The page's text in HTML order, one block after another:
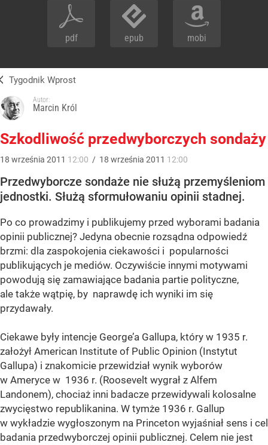
pdf epub mobi
Tygodnik Wprost
Autor:
Marcin Król
Szkodliwość przedwyborczych sondaży
18 września 2011 12:00 / 18 września 2011 12:00
Przedwyborcze sondaże nie służą przemyśleniom
jednostki. Służą sformułowaniu opinii stadnej.
Po co prowadzimy i publikujemy przed wyborami badania
opinii publicznej? Jedyna obecnie rozsądna odpowiedź
brzmi: dla zaspokojenia ciekawości i popularności
publikujących je mediów. Oczywiście innymi motywami
powodują się zamawiające badania partie polityczne,
ale także wątpię, by naprawdę ich wyniki im się
przydawały.
Ciekawe były intencje George’a Gallupa, który w 1935 r.
założył American Institute of Public Opinion (Instytut
Gallupa) i znakomicie przewidział wynik wyborów
w Ameryce w 1936 r. (Roosevelt wygrał z Alfem
Landonem), chociaż inni badacze przewidywali kolosalne
zwycięstwo republikanina. W tymże 1936 r. Gallup
w wykładzie wygłoszonym na Princeton wyjaśniał sens i cel
badania przedwyborczej opinii publicznej. Celem nie jest